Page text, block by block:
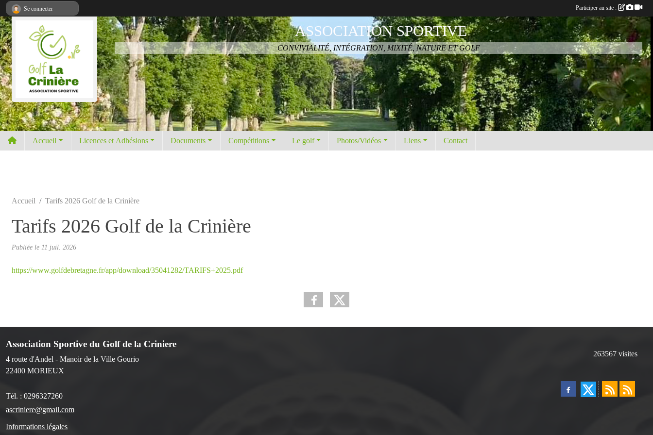
ASSOCIATION SPORTIVE
CONVIVIALITÉ, INTÉGRATION, MIXITÉ, NATURE ET GOLF
Accueil Licences et Adhésions Documents Compétitions Le golf Photos/Vidéos Liens Contact
Accueil Tarifs 2026 Golf de la Crinière
Tarifs 2026 Golf de la Crinière
Publiée le 11 juil. 2026
https://www.golfdebretagne.fr/app/download/35041282/TARIFS+2025.pdf
Association Sportive du Golf de la Criniere
4 route d'Andel - Manoir de la Ville Gourio
22400 MORIEUX
Tél. : 0296327260
ascriniere@gmail.com
Informations légales
263567 visites
Se connecter Participer au site :
Panneau de gestion des cookies